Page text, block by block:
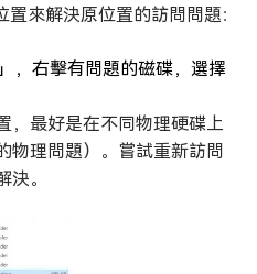
來解決原位置的訪問問題：
，右擊有問題的磁碟，選擇
，最好是在不同物理硬碟上
物理問題）。嘗試重新訪問
。